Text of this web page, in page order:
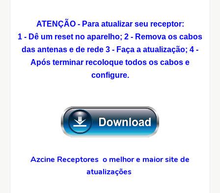
ATENÇÃO - Para atualizar seu receptor:
1 - Dê um reset no aparelho; 2 - Remova os cabos
das antenas e de rede 3 - Faça a atualização; 4 -
Após terminar recoloque todos os cabos e
configure.
Azcine Receptores o melhor e maior site de
atualizações